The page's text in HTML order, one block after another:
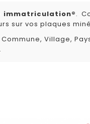
.
sur vos plaques
Village,
.